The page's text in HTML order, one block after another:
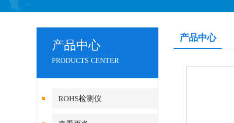
产品中心
PRODUCTS CENTER
ROHS检测仪
产品中心